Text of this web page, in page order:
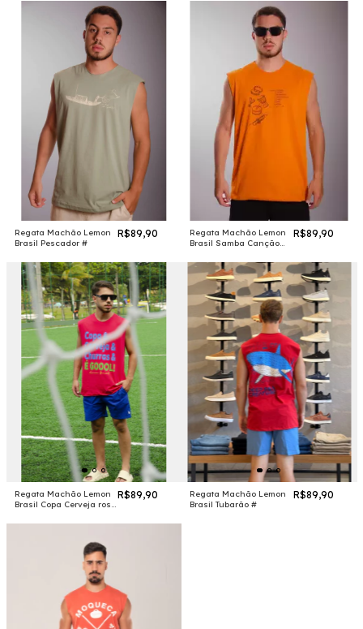
Regata Machão Lemon
Brasil Pescador #
R$89,90
Regata Machão Lemon
Brasil Samba Canção
R$89,90
Regata Machão Lemon
Brasil Copa Cerveja rosa
R$89,90
Regata Machão Lemon
Brasil Tubarão #
R$89,90